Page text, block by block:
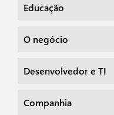
Educação
O negócio
Desenvolvedor e TI
Companhia